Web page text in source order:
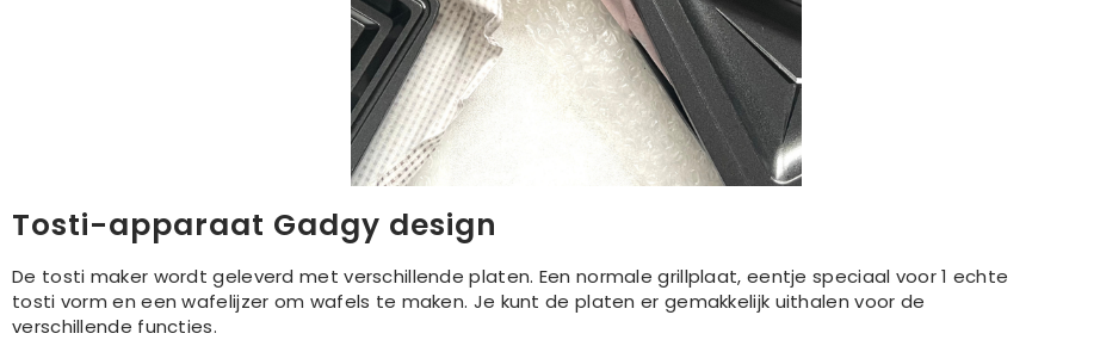
Tosti-apparaat Gadgy design
De tosti maker wordt geleverd met verschillende platen. Een normale grillplaat, eentje speciaal voor 1 echte
tosti vorm en een wafelijzer om wafels te maken. Je kunt de platen er gemakkelijk uithalen voor de
verschillende functies.